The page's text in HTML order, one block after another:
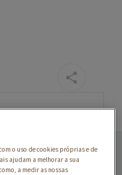
o uso de cookies próprias e de
ajudam a melhorar a sua
a medir as nossas